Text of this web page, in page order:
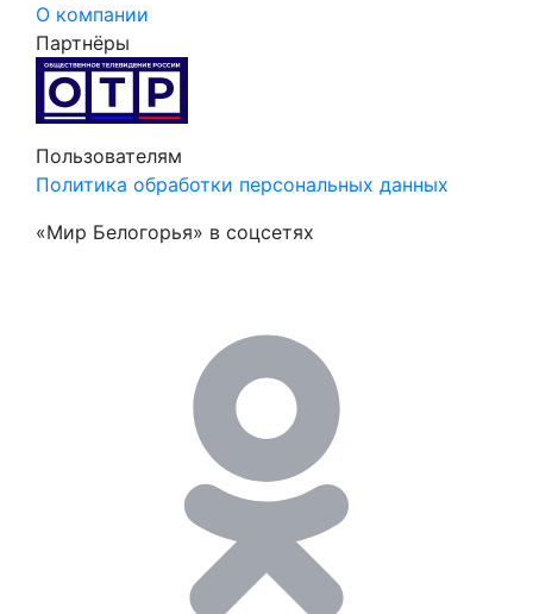
О компании
Партнёры
Пользователям
Политика обработки персональных данных
«Мир Белогорья» в соцсетях